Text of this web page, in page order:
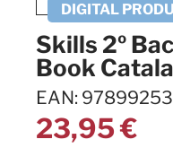
Skills 2º
Book
EAN:
23,95€